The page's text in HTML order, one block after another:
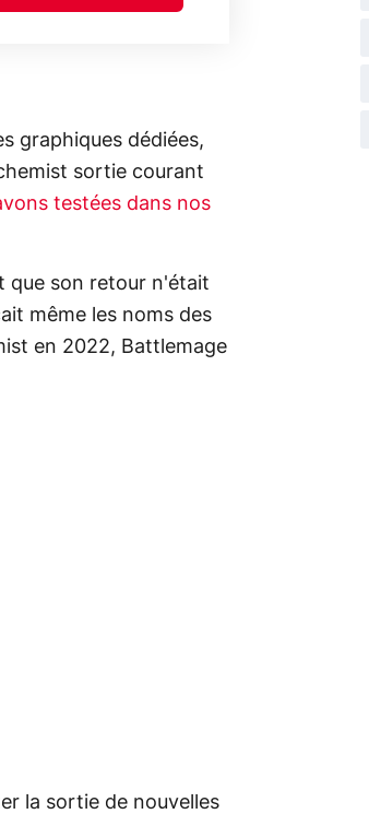
graphiques dédiées,
sortie courant
testées dans nos
que son retour n'était
même les noms des
en 2022, Battlemage
la sortie de nouvelles